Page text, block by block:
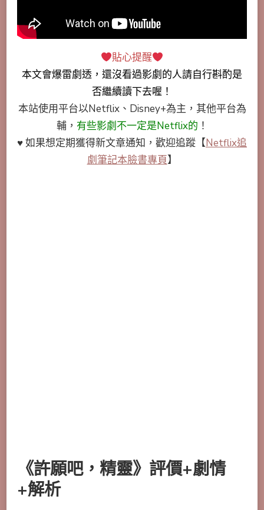
貼心提醒
本文會爆雷劇透 ，還沒看過影劇的人請自行斟酌是
否繼續讀下去喔！
本站使用平台以Netflix、Disney+為主，其他平台為
輔， 有些影劇不一定是Netflix的 ！
♥ 如果想定期獲得新文章通知，歡迎追蹤 【Netflix追
劇筆記本臉書專頁】
《許願吧，精靈》評價+劇情
+解析